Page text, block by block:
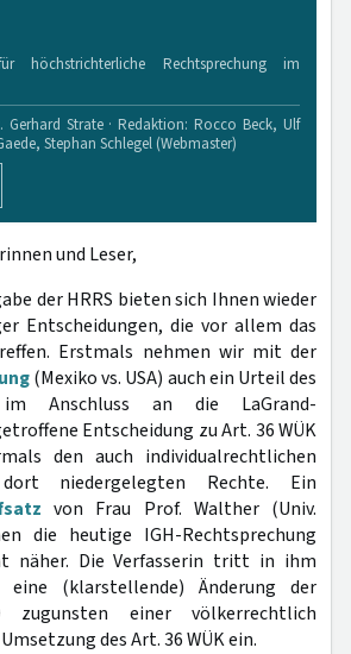
höchstrichterliche Rechtsprechung im
Gerhard Strate · Redaktion: Rocco Beck, Ulf
Stephan Schlegel (Webmaster)
und Leser,
der HRRS bieten sich Ihnen wieder
Entscheidungen, die vor allem das
Erstmals nehmen wir mit der
(Mexiko vs. USA) auch ein Urteil des
Anschluss an die LaGrand-
Entscheidung zu Art. 36 WÜK
den auch individualrechtlichen
niedergelegten Rechte. Ein
von Frau Prof. Walther (Univ.
die heutige IGH-Rechtsprechung
näher. Die Verfasserin tritt in ihm
eine (klarstellende) Änderung der
zugunsten einer völkerrechtlich
des Art. 36 WÜK ein.